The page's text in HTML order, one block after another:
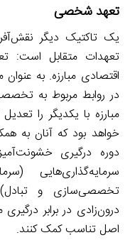
تعهد شخصی
یک تاکتیک دیگر
تعهدات متقابل است:
در روابط مربوط به
مبارزه با یکدیگر را
خواهد بود که آنان به
دوره درگیری
سرمایه‌گذاری‌هایی
تخصصی‌سازی و تبادل)
درون‌زادی در برابر
اصل تناسب کمک کنند.